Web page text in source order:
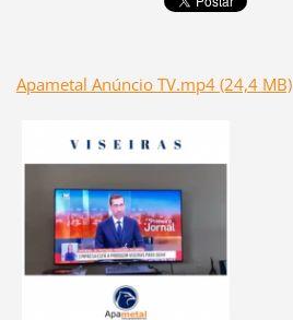
Apametal Anúncio TV.mp4 (24,4 MB)